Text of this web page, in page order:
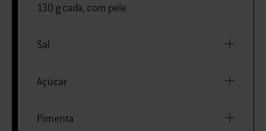
130 g cada, com pele
Sal
Açúcar
Pimenta